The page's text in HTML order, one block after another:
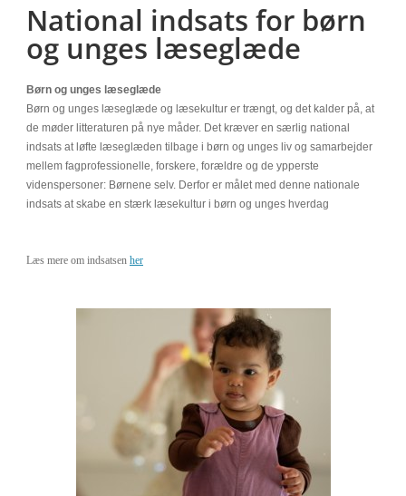
National indsats for børn
og unges læseglæde
Børn og unges læseglæde
Børn og unges læseglæde og læsekultur er trængt, og det kalder på, at
de møder litteraturen på nye måder. Det kræver en særlig national
indsats at løfte læseglæden tilbage i børn og unges liv og samarbejder
mellem fagprofessionelle, forskere, forældre og de ypperste
videnspersoner: Børnene selv. Derfor er målet med denne nationale
indsats at skabe en stærk læsekultur i børn og unges hverdag
Læs mere om indsatsen her